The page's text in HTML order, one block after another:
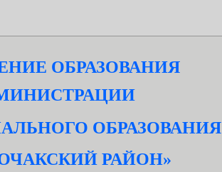
ОБРАЗОВАНИЯ
ОБРАЗОВАНИЯ
РАЙОН»